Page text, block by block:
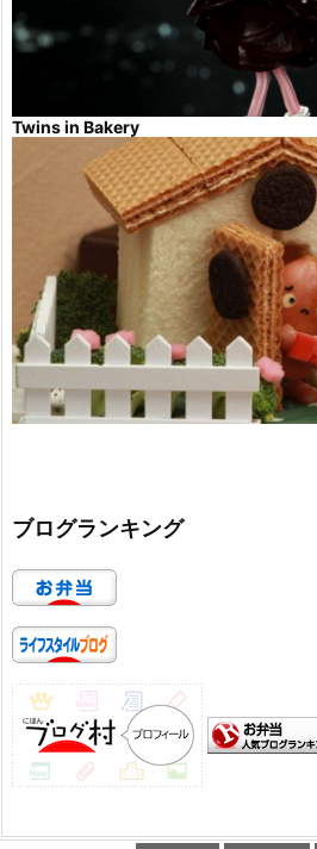
Twins in Bakery
ブログランキング